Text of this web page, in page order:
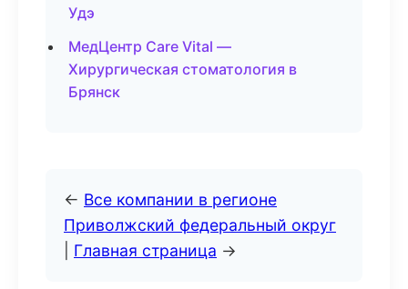
Удэ
МедЦентр Care Vital —
Хирургическая стоматология в
Брянск
← Все компании в регионе
Приволжский федеральный округ
Главная страница →